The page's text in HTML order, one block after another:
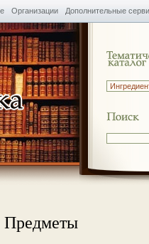
Организации Дополнительные
Предметы